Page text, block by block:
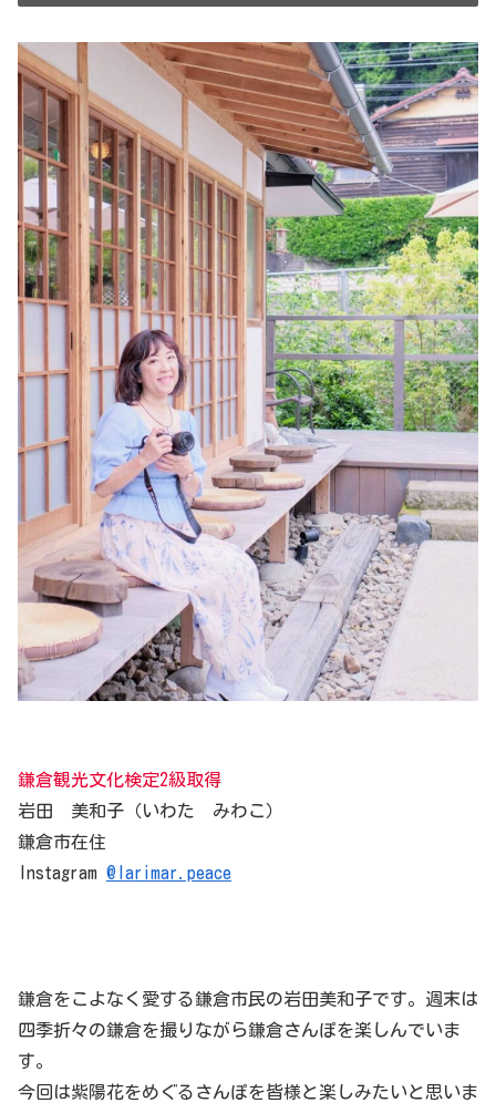
鎌倉観光文化検定2級取得
岩田 美和子（いわた みわこ）
鎌倉市在住
Instagram @larimar.peace
鎌倉をこよなく愛する鎌倉市民の岩田美和子です。週末は
四季折々の鎌倉を撮りながら鎌倉さんぽを楽しんでいま
す。
今回は紫陽花をめぐるさんぽを皆様と楽しみたいと思いま